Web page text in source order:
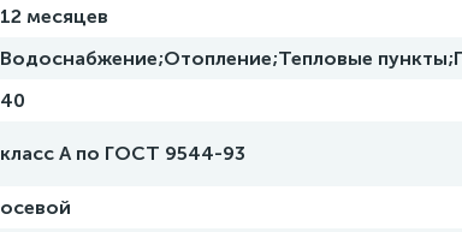
12 месяцев
Водоснабжение;Отопление;Тепловые
40
класс A по ГОСТ 9544-93
осевой